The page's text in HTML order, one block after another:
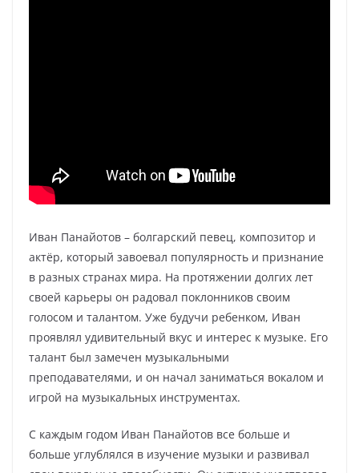
Иван Панайотов – болгарский певец, композитор и
актёр, который завоевал популярность и признание
в разных странах мира. На протяжении долгих лет
своей карьеры он радовал поклонников своим
голосом и талантом. Уже будучи ребенком, Иван
проявлял удивительный вкус и интерес к музыке. Его
талант был замечен музыкальными
преподавателями, и он начал заниматься вокалом и
игрой на музыкальных инструментах.
С каждым годом Иван Панайотов все больше и
больше углублялся в изучение музыки и развивал